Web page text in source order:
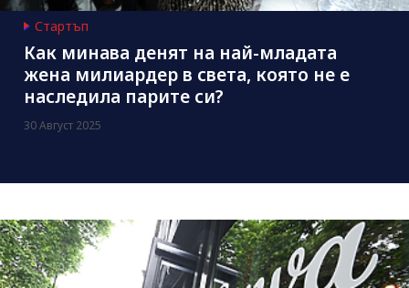
Стартъп
Как минава денят на най-младата
жена милиардер в света, която не е
наследила парите си?
30 Август 2025